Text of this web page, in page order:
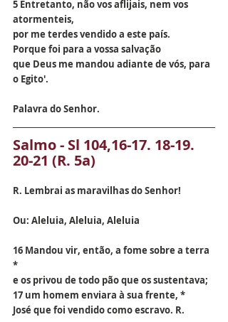
5 Entretanto, não vos aflijais, nem vos
atormenteis,
por me terdes vendido a este país.
Porque foi para a vossa salvação
que Deus me mandou adiante de vós, para
o Egito'.
Palavra do Senhor.
Salmo - Sl 104,16-17. 18-19.
20-21 (R. 5a)
R. Lembrai as maravilhas do Senhor!
Ou: Aleluia, Aleluia, Aleluia
16 Mandou vir, então, a fome sobre a terra
*
e os privou de todo pão que os sustentava;
17 um homem enviara à sua frente, *
José que foi vendido como escravo. R.